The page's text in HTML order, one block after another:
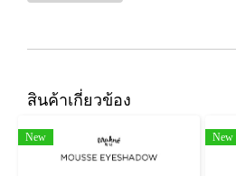
สินค้าเกี่ยวข้อง
New New